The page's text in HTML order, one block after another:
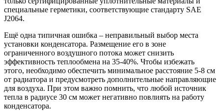
специальные герметики, соответствующие стандарту SAE
J2064.
Ещё одна типичная ошибка – неправильный выбор места
установки конденсатора. Размещение его в зоне
ограниченного воздушного потока может снизить
эффективность теплообмена на 35-40%. Чтобы избежать
этого, необходимо обеспечить минимальное расстояние 5-8 см
от радиатора и предусмотреть дополнительные направляющие
для воздуха. При этом важно помнить, что любой источник
тепла в радиусе 30 см может негативно повлиять на работу
конденсатора.